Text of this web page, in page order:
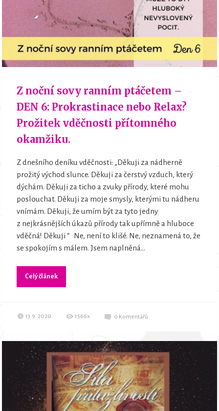
Z noční sovy ranním ptáčetem –
DEN 6: Prokrastinace nebo Relax?
Prožitek vděčnosti přítomného
okamžiku.
Z dnešního deníku vděčnosti: „Děkuji za nádherně
prožitý východ slunce. Děkuji za čerstvý vzduch, který
dýchám. Děkuji za ticho a zvuky přírody, které mohu
poslouchat. Děkuji za moje smysly, kterými tu nádheru
vnímám. Děkuji, že umím být za tyto jedny
z nejkrásnějších úkazů přírody tak upřímně a hluboce
vděčná! Děkuji “ Ne, není to klišé. Ne, neznamená to, že
se spokojím s málem. Jsem naplněná...
Celý článek
13.9. 2020 1566x 0 Komentářů